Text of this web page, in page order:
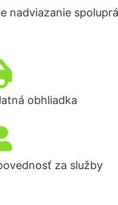
nadviazanie
obhliadka
za služby